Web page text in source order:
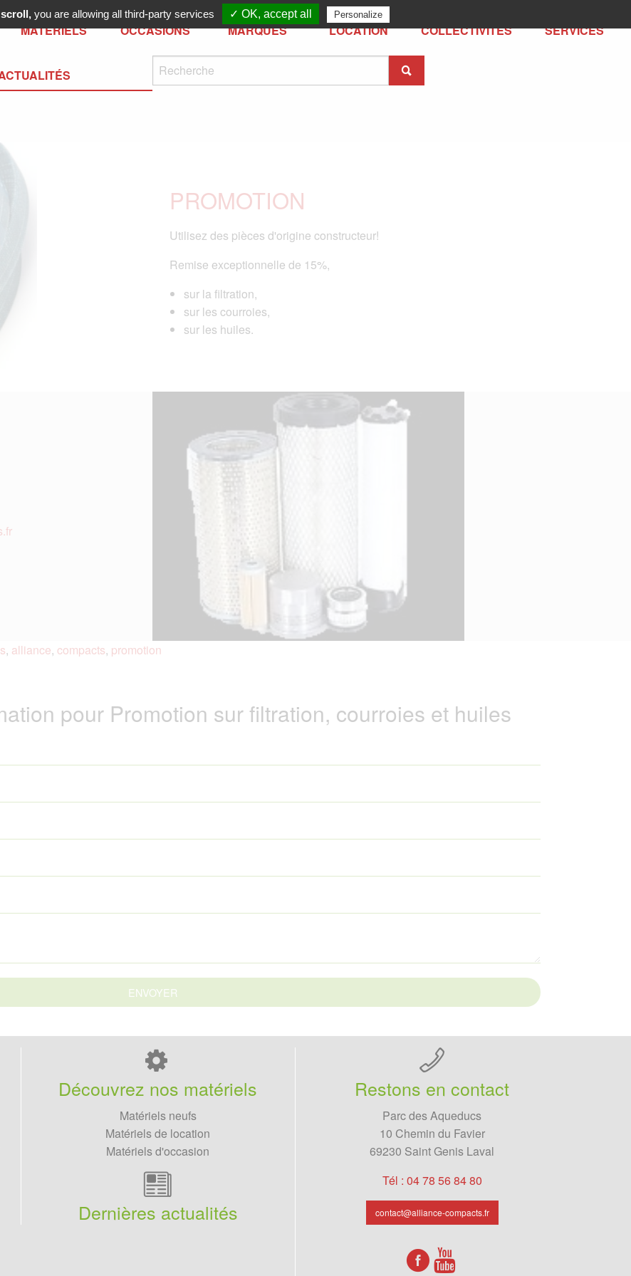
MATÉRIELS OCCASIONS MARQUES LOCATION COLLECTIVITÉS SERVICES
PROMOTION
Utilisez des pièces d'origine constructeur!
Remise exceptionnelle de 15%,
sur la filtration,
sur les courroies,
sur les huiles.
, alliance, compacts, promotion
pour Promotion sur filtration, courroies et huiles
Découvrez nos matériels
Matériels neufs
Matériels de location
Matériels d'occasion
Dernières actualités
Restons en contact
Parc des Aqueducs
10 Chemin du Favier
69230 Saint Genis Laval
Tél : 04 78 56 84 80
contact@alliance-compacts.fr
you are allowing all third-party services ✓ OK, accept all Personalize